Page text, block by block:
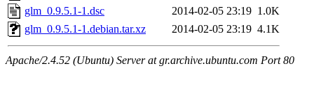
glm_0.9.5.1-1.dsc
2014-02-05 23:19 1.0K
glm_0.9.5.1-1.debian.tar.xz
2014-02-05 23:19 4.1K
Apache/2.4.52 (Ubuntu) Server at gr.archive.ubuntu.com Port 80